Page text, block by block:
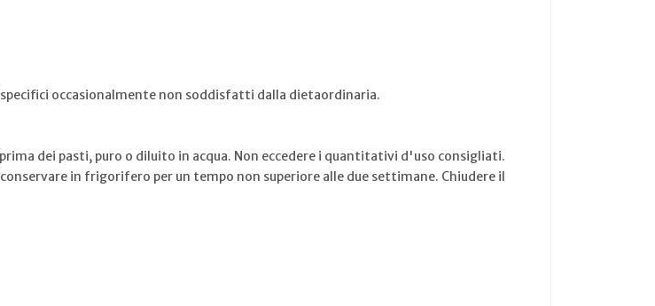
occasionalmente non soddisfatti dalla dietaordinaria.
dei pasti, puro o diluito in acqua. Non eccedere i quantitativi d'uso consigliati.
in frigorifero per un tempo non superiore alle due settimane. Chiudere il